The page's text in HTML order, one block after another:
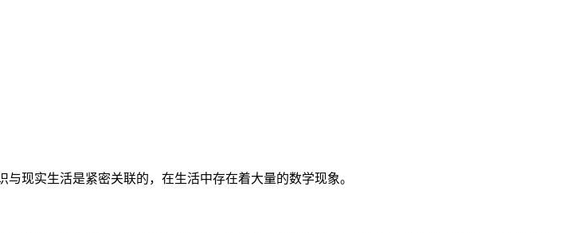
现实生活是紧密关联的，在生活中存在着大量的数学现象。